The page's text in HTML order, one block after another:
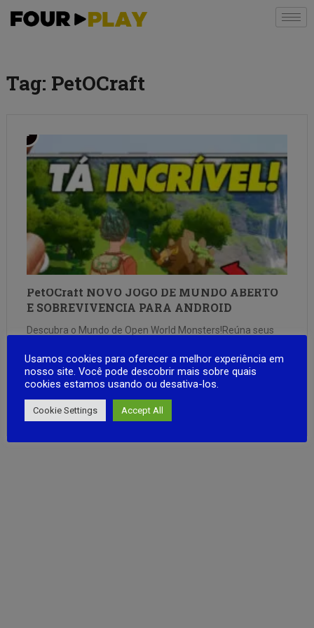
Tag: PetOCraft
PetOCraft NOVO JOGO DE MUNDO ABERTO
E SOBREVIVENCIA PARA ANDROID
Descubra o Mundo de Open World Monsters!Reúna seus
monstros enquanto explora um vasto mundo, a qualquer
hora e em qualquer lugar! Centenas de monstros clássicos
Explore, Capture, Lute e …
FULL ARTICLE
Usamos cookies para oferecer a melhor experiência em
nosso site. Você pode descobrir mais sobre quais
cookies estamos usando ou desativa-los.
Cookie Settings Accept All